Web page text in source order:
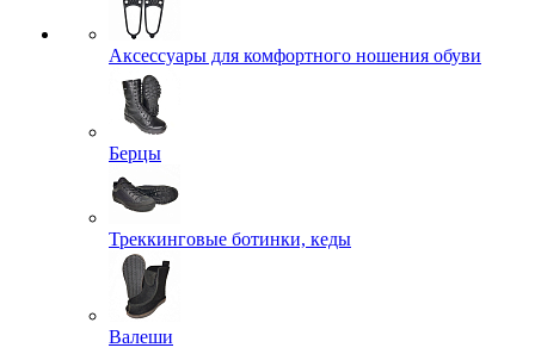
Аксессуары для комфортного ношения обуви
Берцы
Треккинговые ботинки, кеды
Валеши